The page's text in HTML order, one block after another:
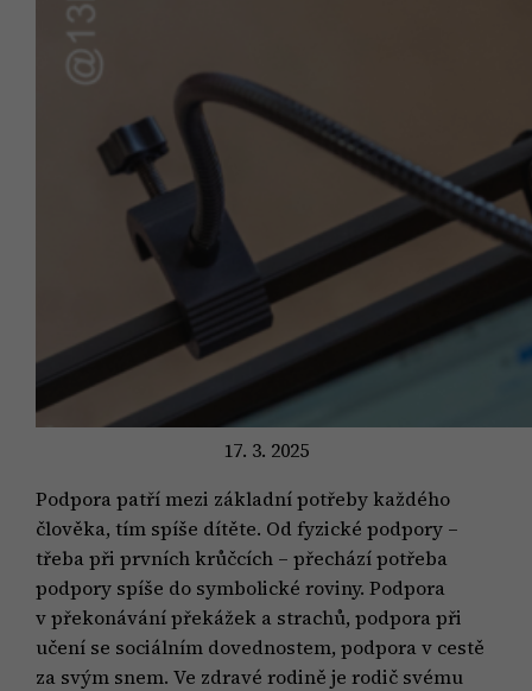
17. 3. 2025
Podpora patří mezi základní potřeby každého
člověka, tím spíše dítěte. Od fyzické podpory –
třeba při prvních krůčcích – přechází potřeba
podpory spíše do symbolické roviny. Podpora
v překonávání překážek a strachů, podpora při
učení se sociálním dovednostem, podpora v cestě
za svým snem. Ve zdravé rodině je rodič svému